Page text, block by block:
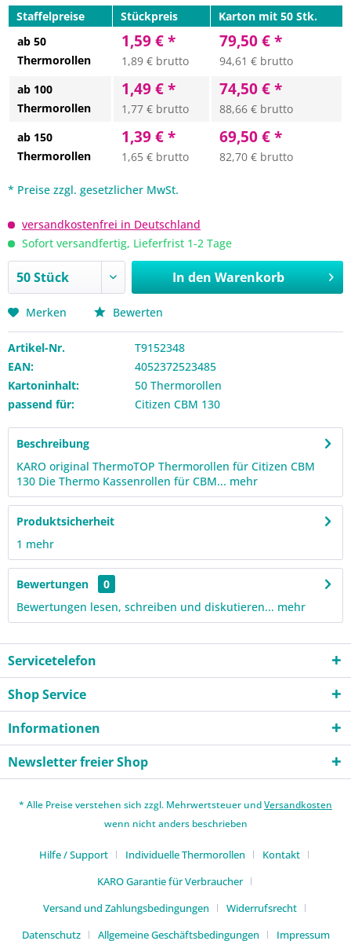
Staffelpreise Stückpreis
Karton mit 50 Stk.
ab 50
Thermorollen
1,59 € *
1,89 € brutto
79,50 € *
94,61 € brutto
ab 100
Thermorollen
1,49 € *
1,77 € brutto
74,50 € *
88,66 € brutto
ab 150
Thermorollen
1,39 € *
1,65 € brutto
69,50 € *
82,70 € brutto
* Preise zzgl. gesetzlicher MwSt.
versandkostenfrei in Deutschland
Sofort versandfertig, Lieferfrist 1-2 Tage
In den Warenkorb
Merken Bewerten
Artikel-Nr.
T9152348
EAN:
4052372523485
Kartoninhalt:
50 Thermorollen
passend für:
Citizen CBM 130
Beschreibung
KARO original ThermoTOP Thermorollen für Citizen CBM
130 Die Thermo Kassenrollen für CBM... mehr
Produktsicherheit
1 mehr
Bewertungen
0
Bewertungen lesen, schreiben und diskutieren... mehr
Servicetelefon
Shop Service
Informationen
Newsletter freier Shop
* Alle Preise verstehen sich zzgl. Mehrwertsteuer undVersandkosten
wenn nicht anders beschrieben
Hilfe / Support Individuelle Thermorollen
Kontakt
KARO Garantie für Verbraucher
Versand und Zahlungsbedingungen
Widerrufsrecht
Datenschutz
Allgemeine Geschäftsbedingungen Impressum